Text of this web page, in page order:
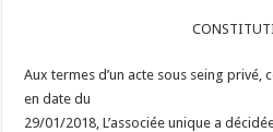
Aux termes d’un acte sous seing privé,
en date du
29/01/2018, L’associée unique a